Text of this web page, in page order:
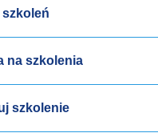
szkoleń
na szkolenia
szkolenie